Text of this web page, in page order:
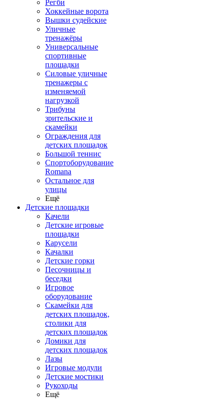
Регби
Хоккейные ворота
Вышки судейские
Уличные
тренажёры
Универсальные
спортивные
площадки
Силовые уличные
тренажеры с
изменяемой
нагрузкой
Трибуны
зрительские и
скамейки
Ограждения для
детских площадок
Большой теннис
Спортоборудование
Romana
Остальное для
улицы
Ещё
Детские площадки
Качели
Детские игровые
площадки
Карусели
Качалки
Детские горки
Песочницы и
беседки
Игровое
оборудование
Скамейки для
детских площадок,
столики для
детских площадок
Домики для
детских площадок
Лазы
Игровые модули
Детские мостики
Рукоходы
Ещё